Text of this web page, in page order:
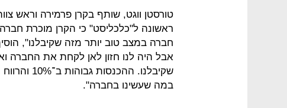
טורסטן ווגט, שותף בקרן פרמירה וראש
ראשונה ל"כלכליסט" כי הקרן מוכרת
חברה במצב טוב יותר מזה שקיבלנו",
אבל היה לנו חזון לאן לקחת את החברה
במה שעשינו בחברה".